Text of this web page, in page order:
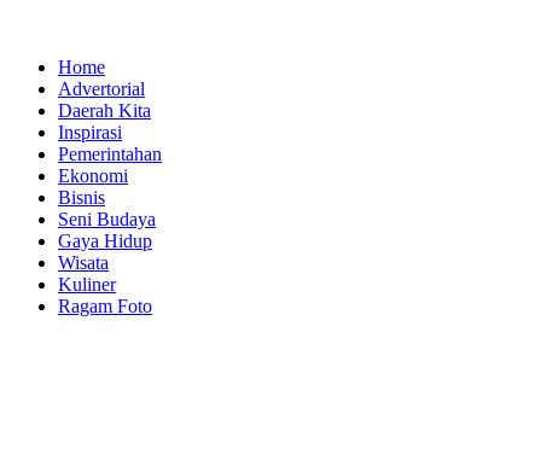
Home
Advertorial
Daerah Kita
Inspirasi
Pemerintahan
Ekonomi
Bisnis
Seni Budaya
Gaya Hidup
Wisata
Kuliner
Ragam Foto